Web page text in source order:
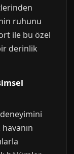
ruhunu
ile bu özel
derinlik